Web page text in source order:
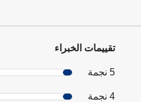
تقييمات الخبراء
5 نجمة
4 نجمة